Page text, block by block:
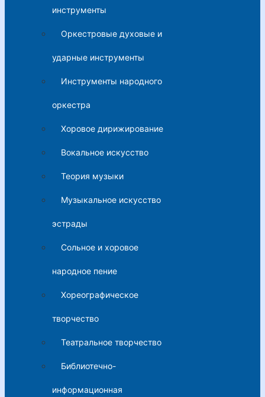
инструменты
Оркестровые духовые и
ударные инструменты
Инструменты народного
оркестра
Хоровое дирижирование
Вокальное искусство
Теория музыки
Музыкальное искусство
эстрады
Сольное и хоровое
народное пение
Хореографическое
творчество
Театральное творчество
Библиотечно-
информационная